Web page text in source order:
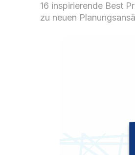
16 inspirierende Best
zu neuen